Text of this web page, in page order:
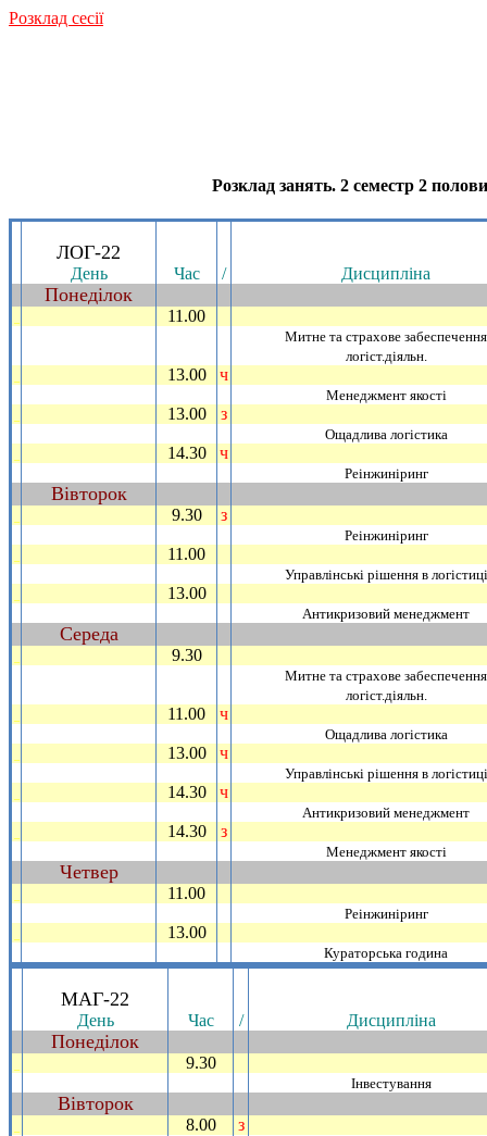
Розклад сесiї
Розклад занять. 2 семестр 2
ЛОГ-22
День Час / Дисциплiна
Понедiлок
11.00
Митне та страхове забеспечення
логiст.дiяльн.
13.00 ч
Менеджмент якостi
13.00 з
Ощадлива логiстика
14.30 ч
Реiнжинiринг
Вiвторок
9.30 з
Реiнжинiринг
11.00
Управлiнськi рiшення в логiстицi
13.00
Антикризовий менеджмент
Середа
9.30
Митне та страхове забеспечення
логiст.дiяльн.
11.00 ч
Ощадлива логiстика
13.00 ч
Управлiнськi рiшення в логiстицi
14.30 ч
Антикризовий менеджмент
14.30 з
Менеджмент якостi
Четвер
11.00
Реiнжинiринг
13.00
Кураторська година
МАГ-22
День Час / Дисциплiна
Понедiлок
9.30
Iнвестування
Вiвторок
8.00 з